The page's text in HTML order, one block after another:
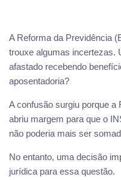
A Reforma da Previdência
trouxe algumas incertezas.
afastado recebendo
aposentadoria?
A confusão surgiu porque a
abriu margem para que o
não poderia mais ser
No entanto, uma decisão
jurídica para essa questão.